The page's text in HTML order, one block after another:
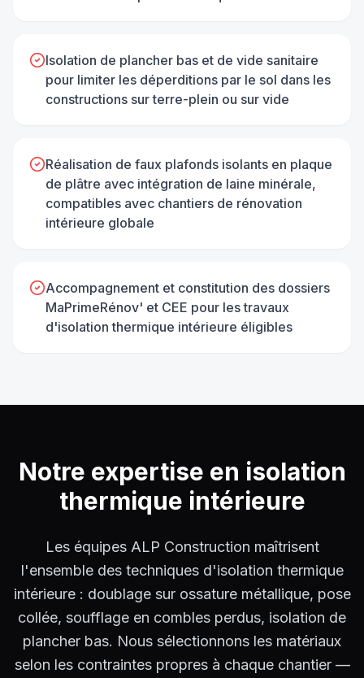
Isolation de plancher bas et de vide sanitaire
pour limiter les déperditions par le sol dans les
constructions sur terre-plein ou sur vide
Réalisation de faux plafonds isolants en plaque
de plâtre avec intégration de laine minérale,
compatibles avec chantiers de rénovation
intérieure globale
Accompagnement et constitution des dossiers
MaPrimeRénov' et CEE pour les travaux
d'isolation thermique intérieure éligibles
Notre expertise en isolation
thermique intérieure
Les équipes ALP Construction maîtrisent
l'ensemble des techniques d'isolation thermique
intérieure : doublage sur ossature métallique, pose
collée, soufflage en combles perdus, isolation de
plancher bas. Nous sélectionnons les matériaux
selon les contraintes propres à chaque chantier —